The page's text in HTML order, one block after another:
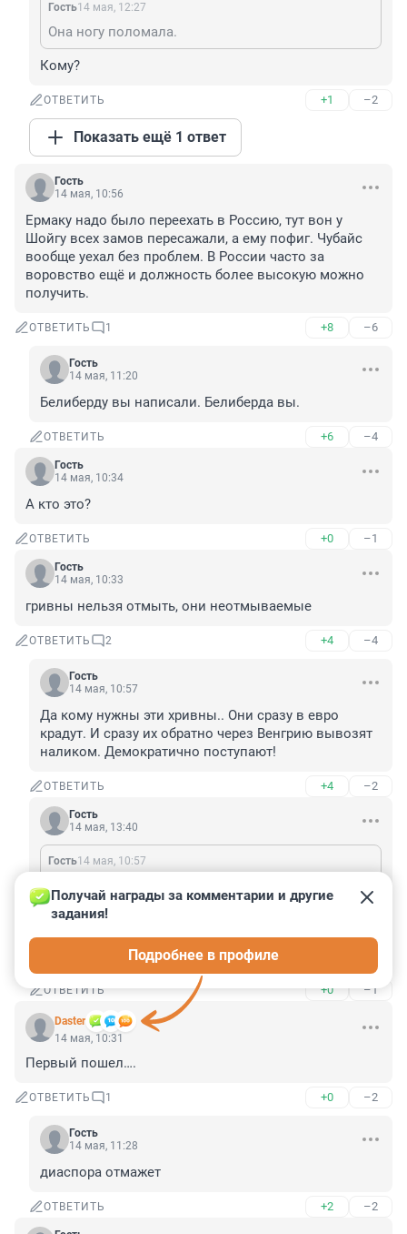
Гость14 мая, 12:27
Она ногу поломала.
Кому?
ОТВЕТИТЬ +1 –2
Показать ещё 1 ответ
Гость
14 мая, 10:56
Ермаку надо было переехать в Россию, тут вон у
Шойгу всех замов пересажали, а ему пофиг. Чубайс
вообще уехал без проблем. В России часто за
воровство ещё и должность более высокую можно
получить.
ОТВЕТИТЬ 1 +8 –6
Гость
14 мая, 11:20
Белиберду вы написали. Белиберда вы.
ОТВЕТИТЬ +6 –4
Гость
14 мая, 10:34
А кто это?
ОТВЕТИТЬ +0 –1
Гость
14 мая, 10:33
гривны нельзя отмыть, они неотмываемые
ОТВЕТИТЬ 2 +4 –4
Гость
14 мая, 10:57
Да кому нужны эти хривны.. Они сразу в евро
крадут. И сразу их обратно через Венгрию вывозят
наликом. Демократично поступают!
ОТВЕТИТЬ +4 –2
Гость
14 мая, 13:40
Гость14 мая, 10:57
Через Венгрию и Словакию - завозят.
А через Молдавию и Польшу вывозят.
Поток стабильный.
ОТВЕТИТЬ +0 –1
Daster
Получай награды за комментарии и другие
задания!
Подробнее в профиле
14 мая, 10:31
Первый пошел….
ОТВЕТИТЬ 1 +0 –2
Гость
14 мая, 11:28
диаспора отмажет
ОТВЕТИТЬ +2 –2